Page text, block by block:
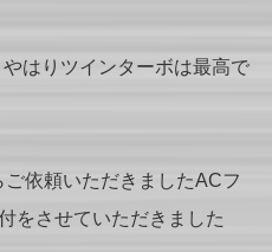
はりツインターボは最高で
依頼いただきましたACフ
をさせていただきました